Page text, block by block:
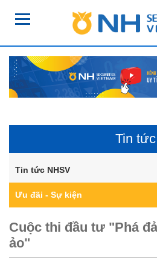
Tin tức
Tin tức NHSV
Ưu đãi - Sự kiện
Cuộc thi đầu tư "Phá
ảo"